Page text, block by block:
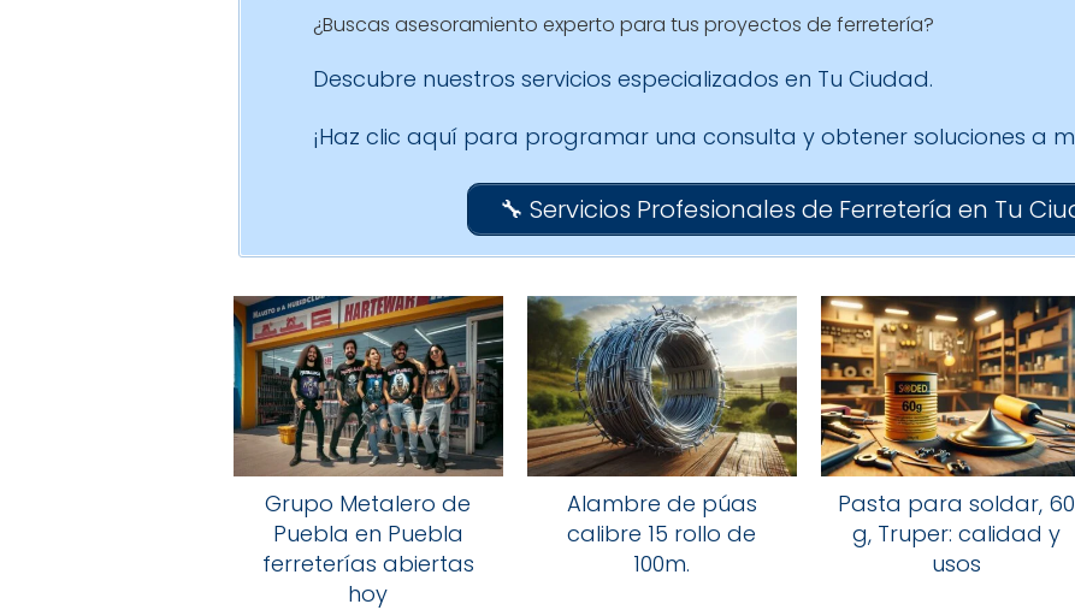
¿Buscas asesoramiento experto para tus proyectos de ferretería?
Descubre nuestros servicios especializados en Tu Ciudad.
¡Haz clic aquí para programar una consulta y obtener soluciones a
🔧 Servicios Profesionales de Ferretería en Tu
Grupo Metalero de
Puebla en Puebla
ferreterías abiertas
hoy
Alambre de púas
calibre 15 rollo de
100m.
Pasta para soldar, 60
g, Truper: calidad y
usos